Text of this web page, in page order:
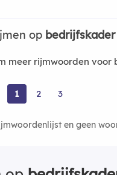
op bedrijfskader
meer rijmwoorden voor
1 2 3
en geen